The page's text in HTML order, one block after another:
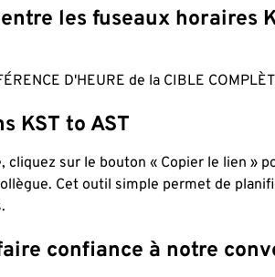
les fuseaux horaires
D'HEURE de la CIBLE
KST to AST
cliquez sur le bouton « Copier le lien »
Cet outil simple permet de
confiance à notre